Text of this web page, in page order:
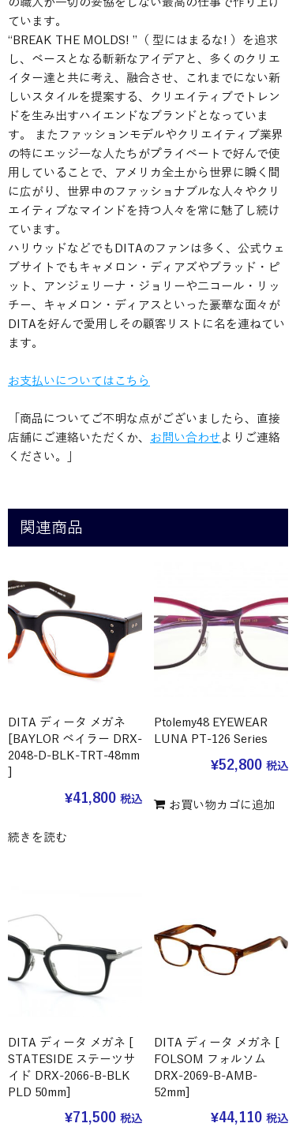
の職人が一切の妥協をしない最高の仕事で作り上げ
ています。
“BREAK THE MOLDS! ”（ 型にはまるな! ）を追求
し、ベースとなる斬新なアイデアと、多くのクリエ
イター達と共に考え、融合させ、これまでにない新
しいスタイルを提案する、クリエイティブでトレン
ドを生み出すハイエンドなブランドとなっていま
す。 またファッションモデルやクリエイティブ業界
の特にエッジ―な人たちがプライベートで好んで使
用していることで、アメリカ全土から世界に瞬く間
に広がり、世界中のファッショナブルな人々やクリ
エイティブなマインドを持つ人々を常に魅了し続け
ています。
ハリウッドなどでもDITAのファンは多く、公式ウェ
ブサイトでもキャメロン・ディアズやブラッド・ピ
ット、アンジェリーナ・ジョリーや二コール・リッ
チー、キャメロン・ディアスといった豪華な面々が
DITAを好んで愛用しその顧客リストに名を連ねてい
ます。
お支払いについてはこちら
「商品についてご不明な点がございましたら、直接
店舗にご連絡いただくか、 お問い合わせよりご連絡
ください。」
関連商品
DITA ディータ メガネ
[BAYLOR ベイラー DRX-
2048-D-BLK-TRT-48mm
¥41,800 税込
続きを読む
Ptolemy48 EYEWEAR
LUNA PT-126 Series
¥52,800 税込
お買い物カゴに追加
DITA ディータ メガネ [
STATESIDE ステーツサ
イド DRX-2066-B-BLK
PLD 50mm]
¥71,500 税込
DITA ディータ メガネ [
FOLSOM フォルソム
DRX-2069-B-AMB-
52mm]
¥44,110 税込